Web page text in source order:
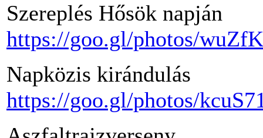
Szereplés Hősök napján
https://goo.gl/photos/
Napközis kirándulás
https://goo.gl/photos/